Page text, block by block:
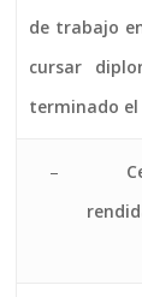
de trabajo
cursar
terminado
–